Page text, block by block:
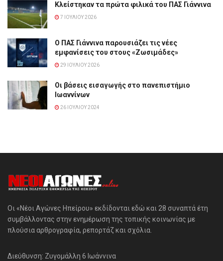
Κλείστηκαν τα πρώτα φιλικά του ΠΑΣ Γιάννινα
7 ΙΟΥΛΊΟΥ 2026
Ο ΠΑΣ Γιάννινα παρουσιάζει τις νέες
εμφανίσεις του στους «Ζωσιμάδες»
29 ΙΟΥΛΊΟΥ 2026
Οι βάσεις εισαγωγής στο πανεπιστήμιο
Ιωαννίνων
26 ΙΟΥΛΊΟΥ 2024
Οι «Νέοι Αγώνες Ηπείρου» εκδίδονται εδώ και 28 συναπτά έτη
συμβάλλοντας στην ενημέρωση της τοπικής κοινωνίας με
πλούσια αρθρογραφία, ρεπορτάζ και σχόλια.
Διεύθυνση: Ζυγομάλλη 6 Ιωάννινα